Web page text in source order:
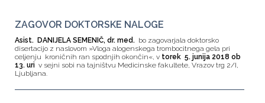
ZAGOVOR DOKTORSKE NALOGE
Asist. DANIJELA SEMENIČ, dr. med. bo zagovarjala doktorsko
disertacijo z naslovom »Vloga alogenskega trombocitnega gela pri
celjenju kroničnih ran spodnjih okončin«, v torek 5. junija 2018 ob
13. uri v sejni sobi na tajništvu Medicinske fakultete, Vrazov trg 2/I,
Ljubljana.